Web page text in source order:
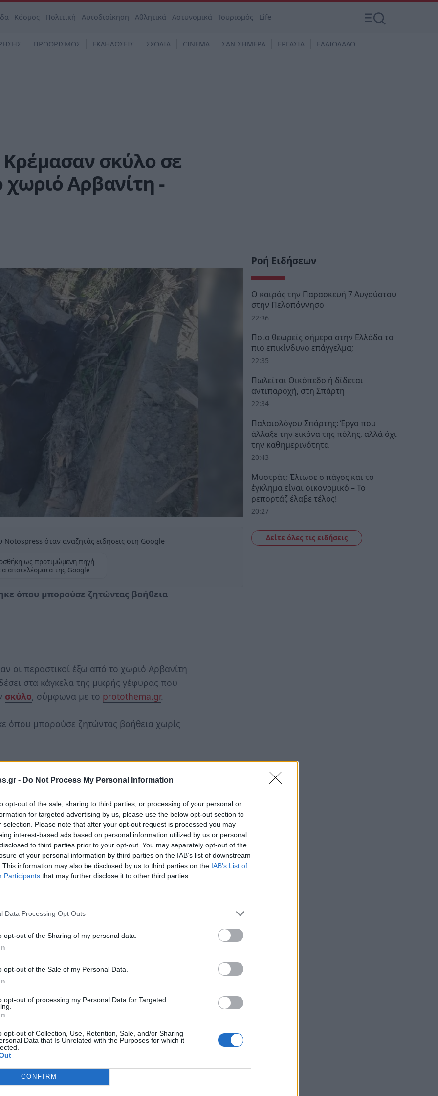
- Do Not Process My Personal Information
opt-out of the sale, sharing to third parties, or processing of your personal or
for targeted advertising by us, please use the below opt-out section to
selection. Please note that after your opt-out request is processed you may
interest-based ads based on personal information utilized by us or personal
to third parties prior to your opt-out. You may separately opt-out of the
of your personal information by third parties on the IAB’s list of downstream
This information may also be disclosed by us to third parties on the IAB’s List of
Participants that may further disclose it to other third parties.
Data Processing Opt Outs
opt-out of the Sharing of my personal data.
opt-out of the Sale of my Personal Data.
opt-out of processing my Personal Data for Targeted
opt-out of Collection, Use, Retention, Sale, and/or Sharing
Data that Is Unrelated with the Purposes for which it
CONFIRM
Κόσμος Πολιτική Αυτοδιοίκηση Αθλητικά Αστυνομικά Τουρισμός Life
ΠΡΟΟΡΙΣΜΟΣ ΕΚΔΗΛΩΣΕΙΣ ΣΧΟΛΙΑ CINEMA ΣΑΝ ΣΗΜΕΡΑ ΕΡΓΑΣΙΑ ΕΛΑΙΟΛΑΔΟ
σκύλο σε
Αρβανίτη -
όταν αναζητάς ειδήσεις στη Google
ως προτιμώμενη πηγή
αποτελέσματα της Google
όπου μπορούσε ζητώντας βοήθεια
οι περαστικοί έξω από το χωριό Αρβανίτη
στα κάγκελα της μικρής γέφυρας που
σκύλο, σύμφωνα με το protothema.gr.
όπου μπορούσε ζητώντας βοήθεια χωρίς
το ζώο ήταν νεκρό,κρεμασμένο
δημοσίευσε στο Facebook έναπολύ
φωτογραφίες
αστυνομικό τμήμα τουΠύργουτο οποίο
Ροή Ειδήσεων
Ο καιρός την Παρασκευή 7 Αυγούστου
στην Πελοπόννησο
22:36
Ποιο θεωρείς σήμερα στην Ελλάδα το
πιο επικίνδυνο επάγγελμα;
22:35
Πωλείται Οικόπεδο ή δίδεται
αντιπαροχή, στη Σπάρτη
22:34
Παλαιολόγου Σπάρτης: Έργο που
άλλαξε την εικόνα της πόλης, αλλά όχι
την καθημερινότητα
20:43
Μυστράς: Έλιωσε ο πάγος και το
έγκλημα είναι οικονομικό – Το
ρεπορτάζ έλαβε τέλος!
20:27
Δείτε όλες τις ειδήσεις